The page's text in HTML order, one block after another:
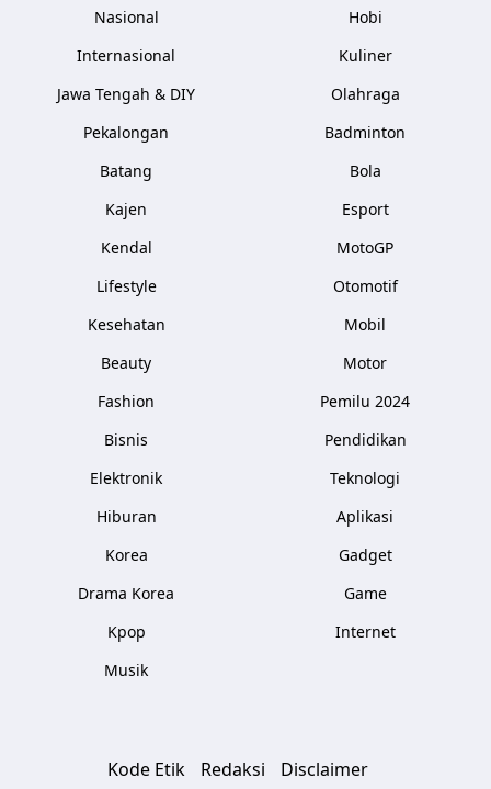
Nasional
Internasional
Jawa Tengah & DIY
Pekalongan
Batang
Kajen
Kendal
Lifestyle
Kesehatan
Beauty
Fashion
Bisnis
Elektronik
Hiburan
Korea
Drama Korea
Kpop
Musik
Hobi
Kuliner
Olahraga
Badminton
Bola
Esport
MotoGP
Otomotif
Mobil
Motor
Pemilu 2024
Pendidikan
Teknologi
Aplikasi
Gadget
Game
Internet
Kode Etik Redaksi Disclaimer